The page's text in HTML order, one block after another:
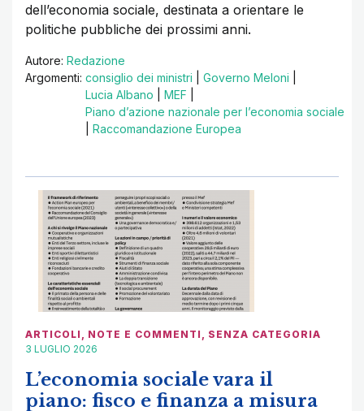
dell’economia sociale, destinata a orientare le
politiche pubbliche dei prossimi anni.
Autore: Redazione
Argomenti: consiglio dei ministri Governo Meloni
Lucia Albano
MEF
Piano d’azione nazionale per l’economia sociale
Raccomandazione Europea
ARTICOLI , NOTE E COMMENTI , SENZA CATEGORIA
3 LUGLIO 2026
L’economia sociale vara il
piano: fisco e finanza a misura